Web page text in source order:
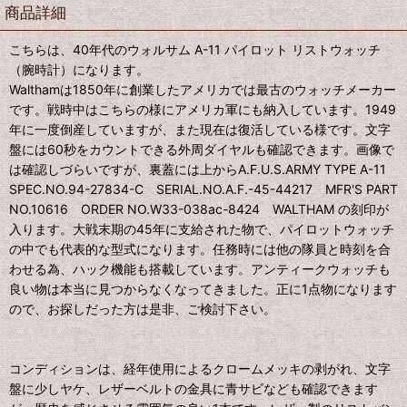
商品詳細
こちらは、40年代のウォルサム A-11 パイロット リストウォッチ
（腕時計）になります。
Walthamは1850年に創業したアメリカでは最古のウォッチメーカー
です。戦時中はこちらの様にアメリカ軍にも納入しています。1949
年に一度倒産していますが、また現在は復活している様です。文字
盤には60秒をカウントできる外周ダイヤルも確認できます。画像で
は確認しづらいですが、裏蓋には上からA.F.U.S.ARMY TYPE A-11
SPEC.NO.94-27834-C SERIAL.NO.A.F.-45-44217 MFR'S PART
NO.10616 ORDER NO.W33-038ac-8424 WALTHAM の刻印が
入ります。大戦末期の45年に支給された物で、パイロットウォッチ
の中でも代表的な型式になります。任務時には他の隊員と時刻を合
わせる為、ハック機能も搭載しています。アンティークウォッチも
良い物は本当に見つからなくなってきました。正に1点物になります
ので、お探しだった方は是非、ご検討下さい。
コンディションは、経年使用によるクロームメッキの剥がれ、文字
盤に少しヤケ、レザーベルトの金具に青サビなども確認できます